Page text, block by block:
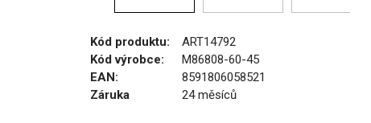
Kód produktu:
ART14792
Kód výrobce:
M86808-60-45
EAN:
8591806058521
Záruka
24 měsíců